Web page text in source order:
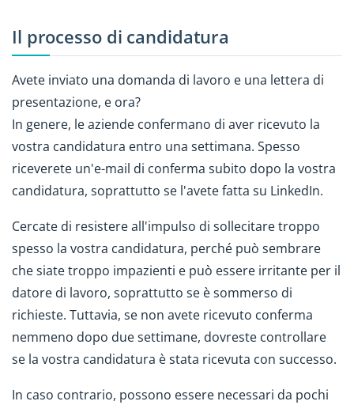
Il processo di candidatura
Avete inviato una domanda di lavoro e una lettera di
presentazione, e ora?
In genere, le aziende confermano di aver ricevuto la
vostra candidatura entro una settimana. Spesso
riceverete un'e-mail di conferma subito dopo la vostra
candidatura, soprattutto se l'avete fatta su LinkedIn.
Cercate di resistere all'impulso di sollecitare troppo
spesso la vostra candidatura, perché può sembrare
che siate troppo impazienti e può essere irritante per il
datore di lavoro, soprattutto se è sommerso di
richieste. Tuttavia, se non avete ricevuto conferma
nemmeno dopo due settimane, dovreste controllare
se la vostra candidatura è stata ricevuta con successo.
In caso contrario, possono essere necessari da pochi